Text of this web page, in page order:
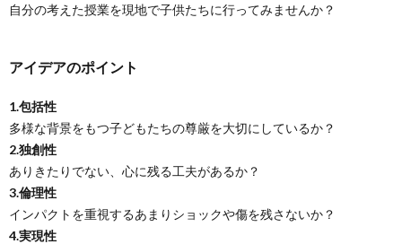
自分の考えた授業を現地で子供たちに行ってみませんか？
アイデアのポイント
1.包括性
多様な背景をもつ子どもたちの尊厳を大切にしているか？
2.独創性
ありきたりでない、心に残る工夫があるか？
3.倫理性
インパクトを重視するあまりショックや傷を残さないか？
4.実現性